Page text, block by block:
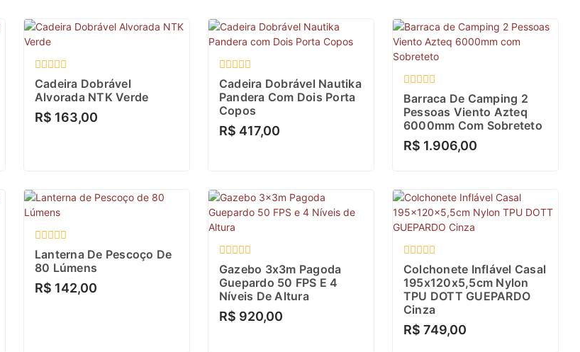
Avaliação
0
de
5
Cadeira Dobrável
Alvorada NTK Verde
R$ 163,00
Avaliação
0
de
5
Cadeira Dobrável Nautika
Pandera Com Dois Porta
Copos
R$ 417,00
Avaliação
0
de
5
Barraca De Camping 2
Pessoas Viento Azteq
6000mm Com Sobreteto
R$ 1.906,00
Avaliação
0
de
5
Lanterna De Pescoço De
80 Lúmens
R$ 142,00
Avaliação
0
de
5
Gazebo 3x3m Pagoda
Guepardo 50 FPS E 4
Níveis De Altura
R$ 920,00
Avaliação
0
de
5
Colchonete Inflável Casal
195x120x5,5cm Nylon
TPU DOTT GUEPARDO
Cinza
R$ 749,00